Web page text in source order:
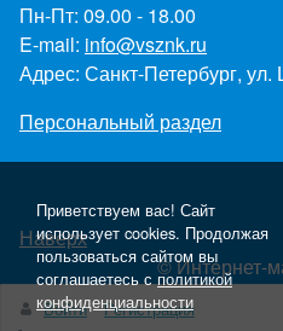
Пн-Пт: 09.00 - 18.00
E-mail: info@vsznk.ru
Адрес: Санкт-Петербург,
Персональный раздел
Наверх
© Интернет-
Создание и
Войти
Регистрация
Приветствуем вас! Сайт
использует cookies. Продолжая
пользоваться сайтом вы
соглашаетесь сполитикой
конфиденциальности